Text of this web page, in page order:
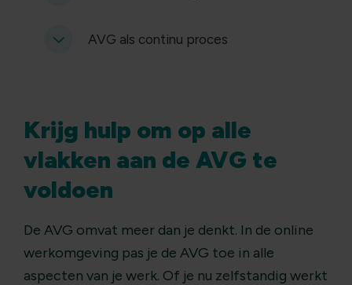
AVG als continu proces
Krijg hulp om op alle
vlakken aan de AVG te
voldoen
De AVG omvat meer dan je denkt. In de online
werkomgeving pas je de AVG toe in alle
aspecten van je werk. Of je nu zelfstandig werkt